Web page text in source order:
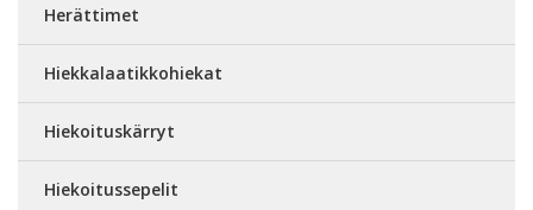
Herättimet
Hiekkalaatikkohiekat
Hiekoituskärryt
Hiekoitussepelit